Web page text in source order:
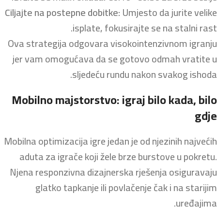
Ciljajte na postepne dobitke:Umjesto da jurite velike
isplate, fokusirajte se na stalni rast.
Ova strategija odgovara visokointenzivnom igranju
jer vam omogućava da se gotovo odmah vratite u
sljedeću rundu nakon svakog ishoda.
Mobilno majstorstvo: igraj bilo kada, bilo
gdje
Mobilna optimizacija igre jedan je od njezinih najvećih
aduta za igrače koji žele brze burstove u pokretu.
Njena responzivna dizajnerska rješenja osiguravaju
glatko tapkanje ili povlačenje čak i na starijim
uređajima.